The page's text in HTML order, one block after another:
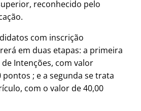
reconhecido pelo
com inscrição
em duas etapas: a primeira
de Intenções, com valor
; e a segunda se trata
com o valor de 40,00